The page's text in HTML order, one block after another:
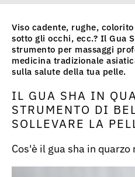
Viso cadente, rughe,
sotto gli occhi, ecc.? Il Gua
strumento per massaggi
medicina tradizionale
sulla salute della tua pelle.
IL GUA SHA IN
STRUMENTO DI
SOLLEVARE LA
Cos'è il gua sha in quarzo